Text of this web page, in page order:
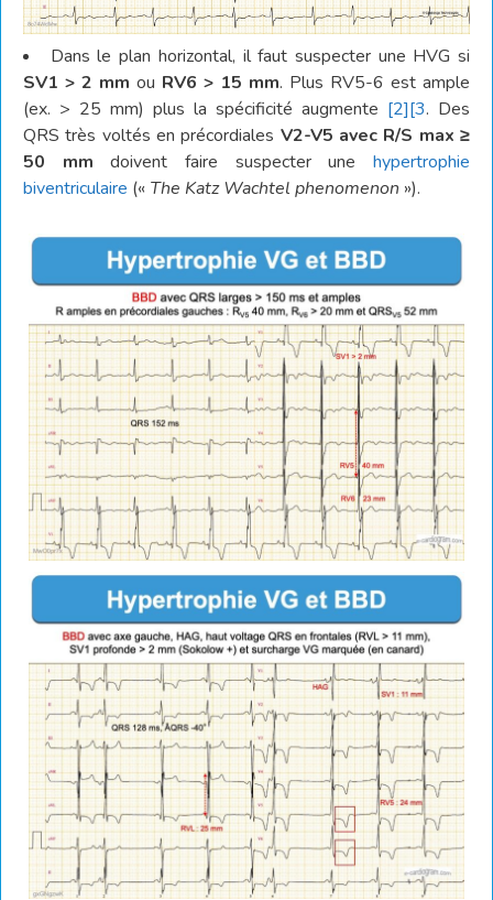
Dans le plan horizontal, il faut suspecter une HVG si
SV1 > 2 mm ou RV6 > 15 mm. Plus RV5-6 est ample
(ex. > 25 mm) plus la spécificité augmente [2][3. Des
QRS très voltés en précordiales V2-V5 avec R/S max ≥
50 mm doivent faire suspecter unehypertrophie
biventriculaire (« The Katz Wachtel phenomenon »).